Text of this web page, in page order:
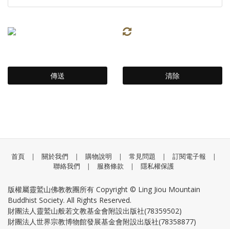
首頁 | 關於我們 | 購物說明 | 常見問題 | 訂閱電子報
|
聯絡我們
| 服務條款 | 隱私權保護
版權屬靈鷲山佛教教團所有 Copyright © Ling Jiou Mountain
Buddhist Society. All Rights Reserved.
財團法人靈鷲山般若文教基金會附設出版社(78359502)
財團法人世界宗教博物館發展基金會附設出版社(78358877)